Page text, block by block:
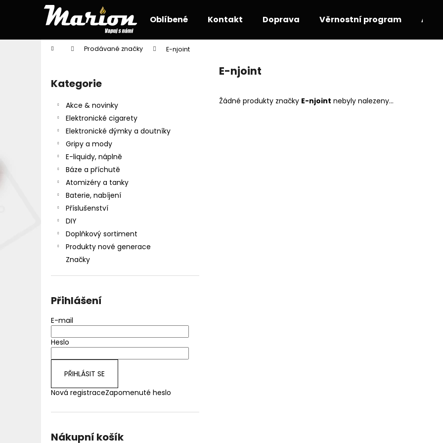
Oblíbené Kontakt Doprava Věrnostní program
Domů Prodávané značky E-njoint
Přeskočit
kategorie
Kategorie
Akce & novinky
Elektronické cigarety
Elektronické dýmky a doutníky
Gripy a mody
E-liquidy, náplně
Báze a příchutě
Atomizéry a tanky
Baterie, nabíjení
Příslušenství
DIY
Doplňkový sortiment
Produkty nové generace
Značky
Přihlášení
E-mail
Heslo
PŘIHLÁSIT SE
Nová registraceZapomenuté heslo
Nákupní košík
E-njoint
Žádné produkty značky E-njoint nebyly nalezeny...
í
Zpět
do
Zpět
do
DEKANG DESERT SHIP 10ML 18MG
155 Kč
Původně: 195 Kč